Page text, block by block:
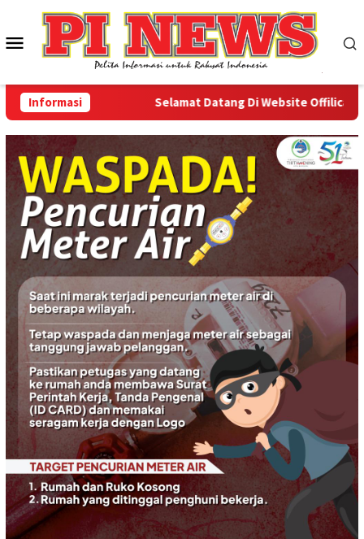
konten
Menu
Mobile
Informasi Selamat Datang Di Website Offilical PI-